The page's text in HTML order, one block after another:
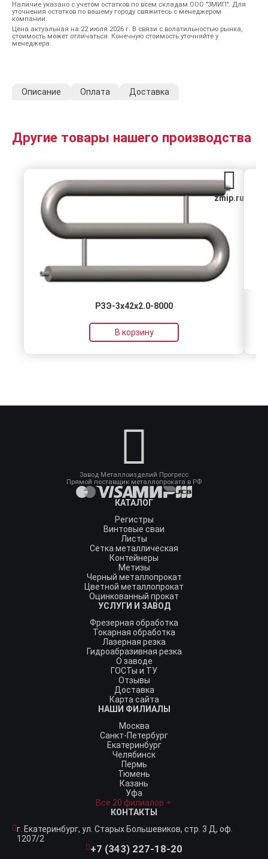
Наличие указано с учетом остатков по всем складам ООО "ЗМИП". Для
уточнения остатков по вашему городу свяжитесь с менеджером
компании.
Цена актуальная на 22 июля 2026 г. В связи с волатильностью рынка,
стоимость может отличаться. Конечную стоимость уточняйте у
менеджера.
Описание Оплата Доставка
Другие товары нашего производства
zmip.ru
РЗЭ-3x42x2.0-8000
В корзину
Завод Металлоизделий Прогресс
Прямой поставщик металлопроката в РФ
КАТАЛОГ
Регистры
Винтовые сваи
Листы
Сетка металлическая
Контейнеры
Метизы
Черный металлопрокат
Цветной металлопрокат
Оцинкованный прокат
УСЛУГИ И ЗАВОД
Фрезерная обработка
Токарная обработка
Лазерная резка
Гидроабразивная резка
О заводе
ГОСТы и ТУ
Отзывы
Доставка
Карта сайта
НАШИ ФИЛИАЛЫ
Москва
Санкт-Петербург
Екатеринбург
Челябинск
Пермь
Тюмень
Казань
Уфа
Все 20 филиалов
КОНТАКТЫ
г. Екатеринбург, ул. Старых Большевиков, стр. 3 Д, оф.
1207/2
+7 (343) 227-18-20